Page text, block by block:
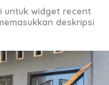
untuk widget recent
deskripsi